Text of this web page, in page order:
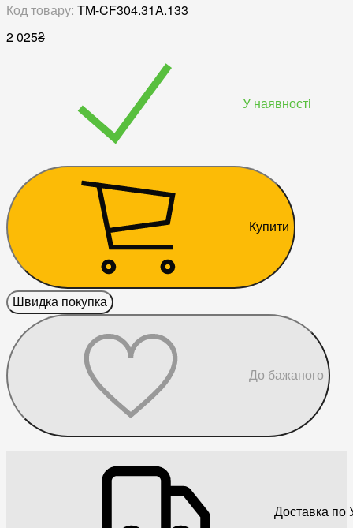
Код товару: TM-CF304.31A.133
2 025₴
У наявностi
Купити
Швидка покупка
До бажаного
Доставка по